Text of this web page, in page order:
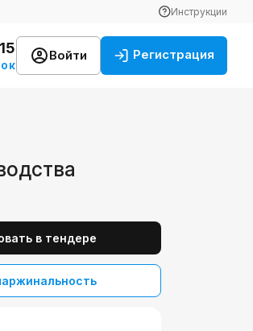
Инструкции
Войти Регистрация
в тендере